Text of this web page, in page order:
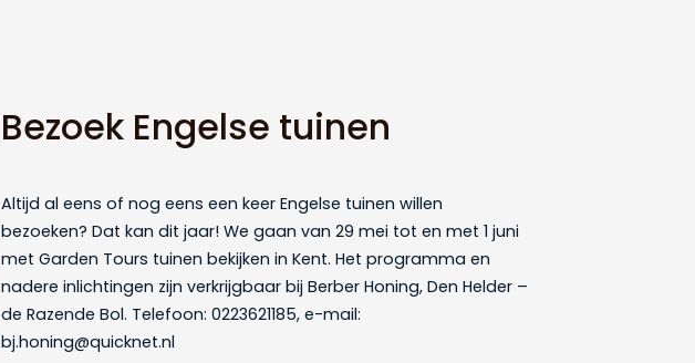
Bezoek Engelse tuinen
Altijd al eens of nog eens een keer Engelse tuinen willen
bezoeken? Dat kan dit jaar! We gaan van 29 mei tot en met 1 juni
met Garden Tours tuinen bekijken in Kent. Het programma en
nadere inlichtingen zijn verkrijgbaar bij Berber Honing, Den Helder –
de Razende Bol. Telefoon: 0223621185, e-mail:
bj.honing@quicknet.nl